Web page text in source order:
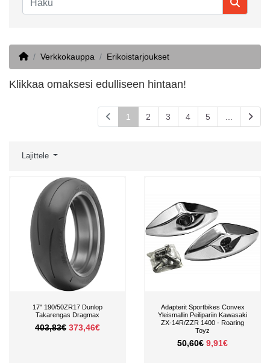
HomeVerkkokauppa Erikoistarjoukset
Klikkaa omaksesi edulliseen hintaan!
1 2 3 4 5
Lajittele
17" 190/50ZR17 Dunlop
Takarengas Dragmax
403,83€ 373,46€
Adapterit Sportbikes Convex
Yleismallin Peilipariin Kawasaki
ZX-14R/ZZR 1400 - Roaring
Toyz
50,60€ 9,91€